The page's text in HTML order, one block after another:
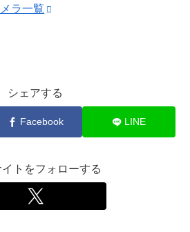
ラ一覧
シェアする
Facebook LINE
イトをフォローする